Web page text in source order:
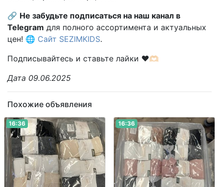
🔗 Не забудьте подписаться на наш канал в
Telegram для полного ассортимента и актуальных
цен! 🌐 Сайт SEZIMKIDS.
Подписывайтесь и ставьте лайки ❤️🫶🏻
Дата 09.06.2025
Похожие объявления
16:36 16:36